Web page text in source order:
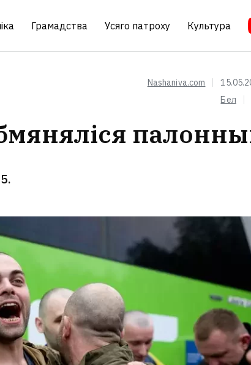
Грамадства Усяго патроху Культура
Nashaniva.com
Бел